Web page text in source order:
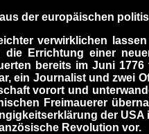
der europäischen
verwirklichen
Errichtung einer
bereits im Juni
ein Journalist und zwei
vorort und
Freimauerer
der USA
Revolution vor.